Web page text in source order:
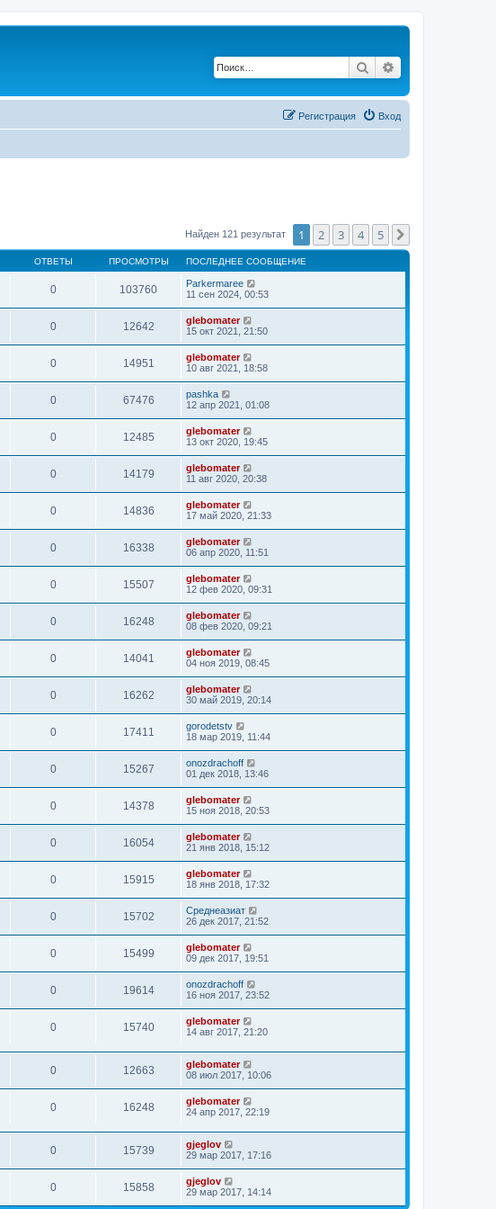
Поиск
Вход
Регистрация
Найден 121 результат 1 2 3 4 5
ОТВЕТЫ ПРОСМОТРЫ ПОСЛЕДНЕЕ СООБЩЕНИЕ
0 103760
Parkermaree
11 сен 2024, 00:53
0 12642
glebomater
15 окт 2021, 21:50
0 14951
glebomater
10 авг 2021, 18:58
0 67476
pashka
12 апр 2021, 01:08
0 12485
glebomater
13 окт 2020, 19:45
0 14179
glebomater
11 авг 2020, 20:38
0 14836
glebomater
17 май 2020, 21:33
0 16338
glebomater
06 апр 2020, 11:51
0 15507
glebomater
12 фев 2020, 09:31
0 16248
glebomater
08 фев 2020, 09:21
0 14041
glebomater
04 ноя 2019, 08:45
0 16262
glebomater
30 май 2019, 20:14
0 17411
gorodetstv
18 мар 2019, 11:44
0 15267
onozdrachoff
01 дек 2018, 13:46
0 14378
glebomater
15 ноя 2018, 20:53
0 16054
glebomater
21 янв 2018, 15:12
0 15915
glebomater
18 янв 2018, 17:32
0 15702
Среднеазиат
26 дек 2017, 21:52
0 15499
glebomater
09 дек 2017, 19:51
0 19614
onozdrachoff
16 ноя 2017, 23:52
0 15740
glebomater
14 авг 2017, 21:20
0 12663
glebomater
08 июл 2017, 10:06
0 16248
glebomater
24 апр 2017, 22:19
0 15739
gjeglov
29 мар 2017, 17:16
0 15858
gjeglov
29 мар 2017, 14:14